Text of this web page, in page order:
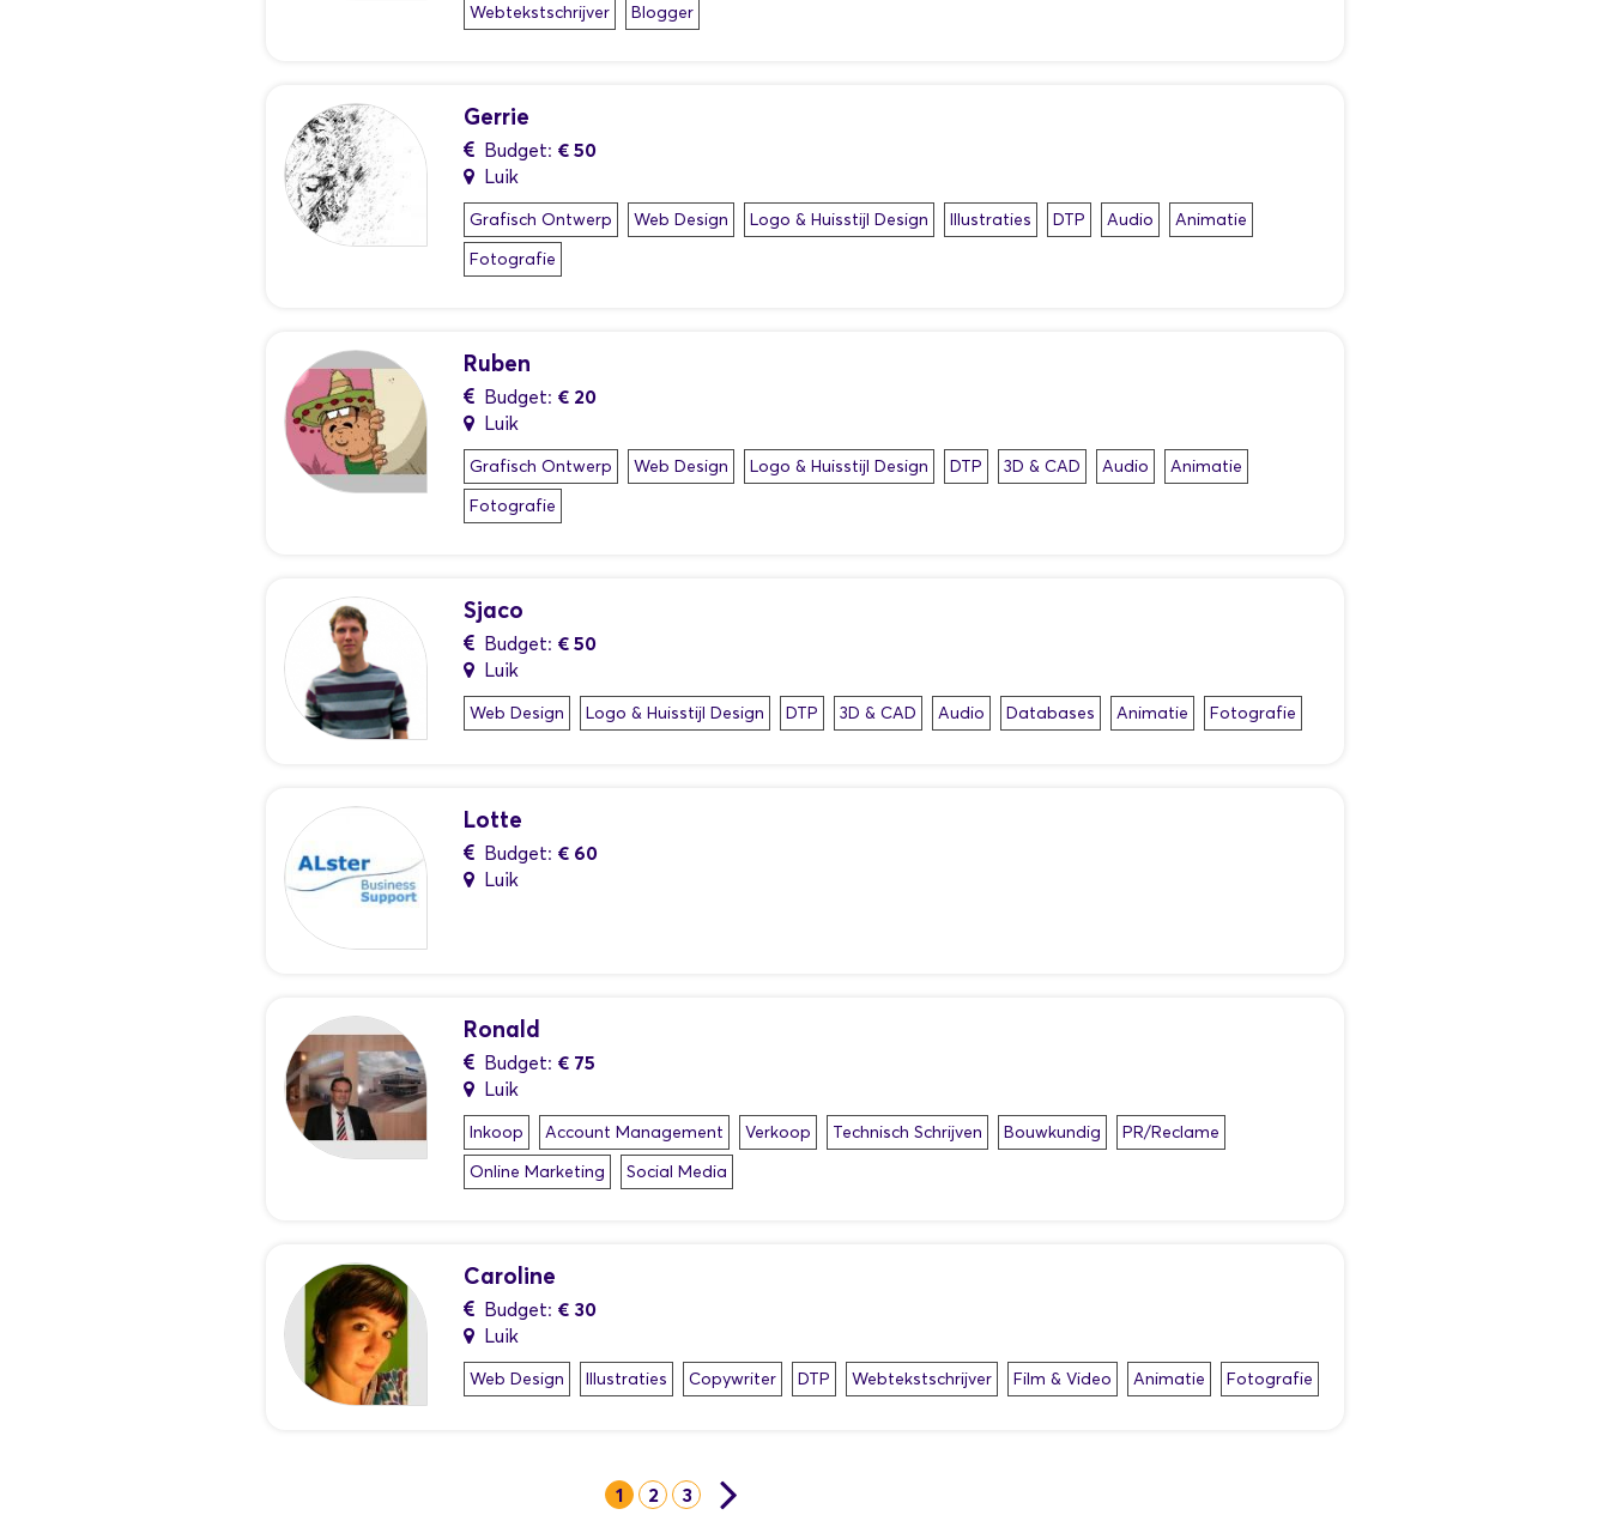
Webtekstschrijver
Blogger
Gerrie
Budget: € 50
Luik
Grafisch Ontwerp Web Design Logo & Huisstijl Design Illustraties DTP Audio
Animatie
Fotografie
Ruben
Budget: € 20
Luik
Grafisch Ontwerp Web Design Logo & Huisstijl Design DTP 3D & CAD Audio
Animatie
Fotografie
Sjaco
Budget: € 50
Luik
Web Design Logo & Huisstijl Design DTP 3D & CAD Audio Databases Animatie Fotografie
Lotte
Budget: € 60
Luik
Ronald
Budget: € 75
Luik
Inkoop Account Management Verkoop Technisch Schrijven Bouwkundig
PR/Reclame
Online Marketing
Social Media
Caroline
Budget: € 30
Luik
Web Design Illustraties Copywriter DTP Webtekstschrijver Film & Video Animatie Fotografie
1 2 3